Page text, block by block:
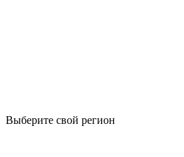
Выберите свой регион